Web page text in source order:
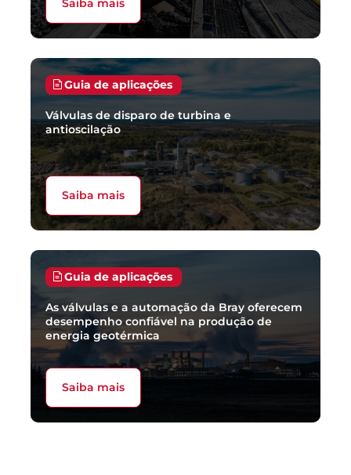
Guia de aplicações
Válvulas de disparo de turbina e
antioscilação
Saiba mais
Guia de aplicações
As válvulas e a automação da Bray oferecem
desempenho confiável na produção de
energia geotérmica
Saiba mais